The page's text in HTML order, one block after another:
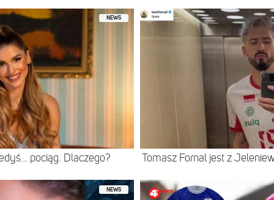
NEWS
pociąg. Dlaczego? Tomasz Fornal jest z
NEWS